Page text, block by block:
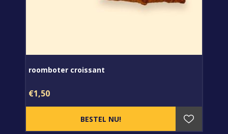
roomboter croissant
€1,50